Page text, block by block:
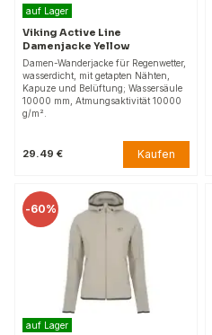
auf Lager
Viking Active Line
Damenjacke Yellow
Damen-Wanderjacke für Regenwetter,
wasserdicht, mit getapten Nähten,
Kapuze und Belüftung; Wassersäule
10000 mm, Atmungsaktivität 10000
g/m².
29.49 € Kaufen
-60%
auf Lager